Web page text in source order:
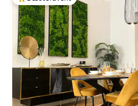
Bedste gæstefavorit